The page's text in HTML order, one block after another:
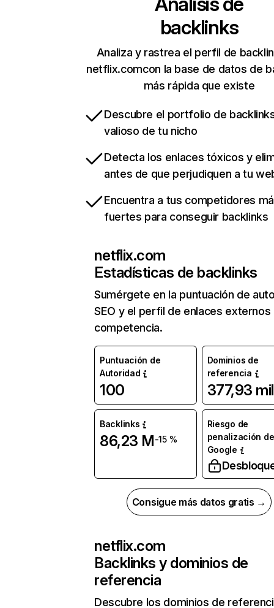
backlinks
Analiza y rastrea el perfil de
netflix.comcon la base de datos de
más rápida que existe
Descubre el portfolio de
valioso de tu nicho
Detecta los enlaces tóxicos y
antes de que perjudiquen a tu
Encuentra a tus competidores
fuertes para conseguir backlinks
netflix.com
Estadísticas de backlinks
Sumérgete en la puntuación de
SEO y el perfil de enlaces externos
competencia.
Puntuación de
Autoridad
100
Dominios de
referencia
377,93 mil
Backlinks
86,23 M-15 %
Riesgo de
penalización de
Google
Consigue más datos gratis →
netflix.com
Backlinks y dominios de
referencia
Descubre los dominios de